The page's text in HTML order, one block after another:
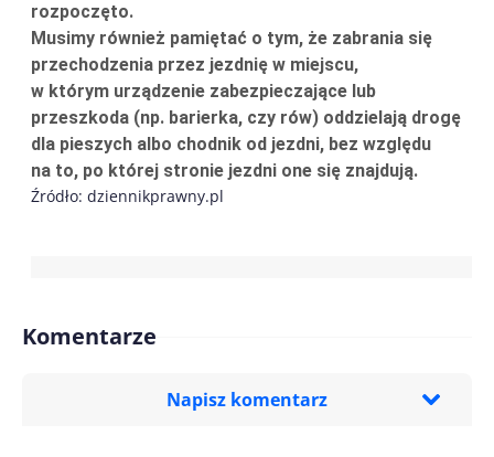
rozpoczęto.
Musimy również pamiętać o tym, że zabrania się
przechodzenia przez jezdnię w miejscu,
w którym urządzenie zabezpieczające lub
przeszkoda (np. barierka, czy rów) oddzielają drogę
dla pieszych albo chodnik od jezdni, bez względu
na to, po której stronie jezdni one się znajdują.
Źródło: dziennikprawny.pl
Komentarze
Napisz komentarz